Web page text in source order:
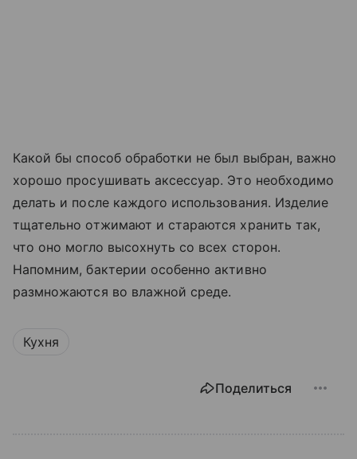
Какой бы способ обработки не был выбран, важно
хорошо просушивать аксессуар. Это необходимо
делать и после каждого использования. Изделие
тщательно отжимают и стараются хранить так,
что оно могло высохнуть со всех сторон.
Напомним, бактерии особенно активно
размножаются во влажной среде.
Кухня
Поделиться